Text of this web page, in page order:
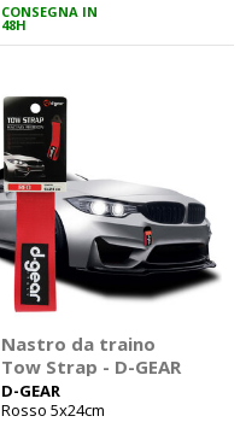
CONSEGNA IN
48H
Nastro da traino
Tow Strap - D-GEAR
D-GEAR
Rosso 5x24cm